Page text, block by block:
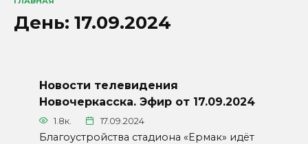
День: 17.09.2024
Новости телевидения
Новочеркасска. Эфир от 17.09.2024
1.8к. 17.09.2024
Благоустройства стадиона «Ермак» идёт